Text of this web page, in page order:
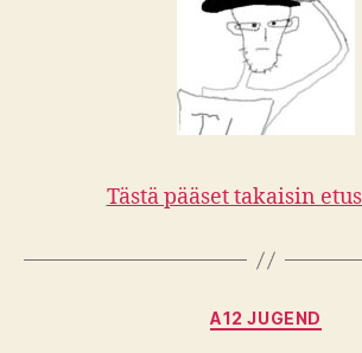
Tästä pääset takaisin
Kategoriat
A12 JUGEND